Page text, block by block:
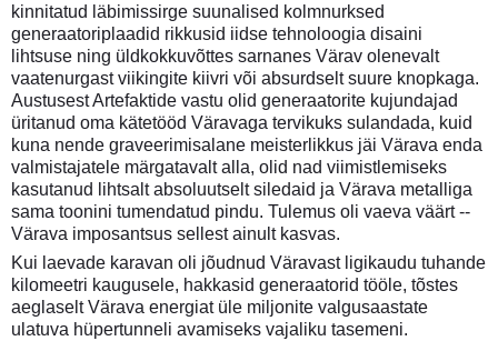
kinnitatud läbimissirge suunalised kolmnurksed
generaatoriplaadid rikkusid iidse tehnoloogia disaini
lihtsuse ning üldkokkuvõttes sarnanes Värav olenevalt
vaatenurgast viikingite kiivri või absurdselt suure knopkaga.
Austusest Artefaktide vastu olid generaatorite kujundajad
üritanud oma kätetööd Väravaga tervikuks sulandada, kuid
kuna nende graveerimisalane meisterlikkus jäi Värava enda
valmistajatele märgatavalt alla, olid nad viimistlemiseks
kasutanud lihtsalt absoluutselt siledaid ja Värava metalliga
sama toonini tumendatud pindu. Tulemus oli vaeva väärt --
Värava imposantsus sellest ainult kasvas.
Kui laevade karavan oli jõudnud Väravast ligikaudu tuhande
kilomeetri kaugusele, hakkasid generaatorid tööle, tõstes
aeglaselt Värava energiat üle miljonite valgusaastate
ulatuva hüpertunneli avamiseks vajaliku tasemeni.